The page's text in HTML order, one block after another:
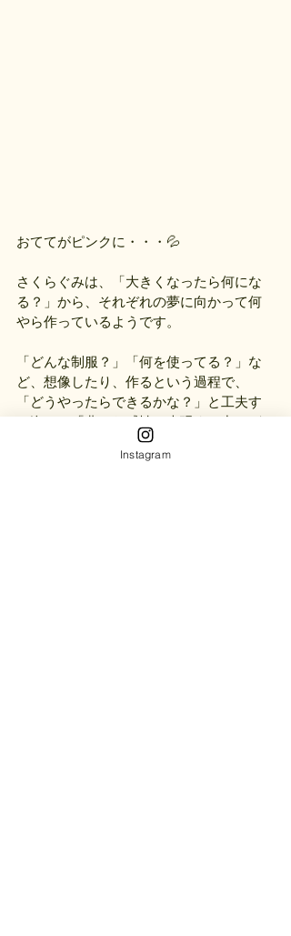
おててがピンクに・・・💦
さくらぐみは、「大きくなったら何にな
る？」から、それぞれの夢に向かって何
やら作っているようです。
「どんな制服？」「何を使ってる？」な
ど、想像したり、作るという過程で、
「どうやったらできるかな？」と工夫す
る姿は、「豊かな感性と表現する力」が
育っている証しです。
Instagram